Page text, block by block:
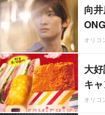
向
オリコ
大
キ
オリコ